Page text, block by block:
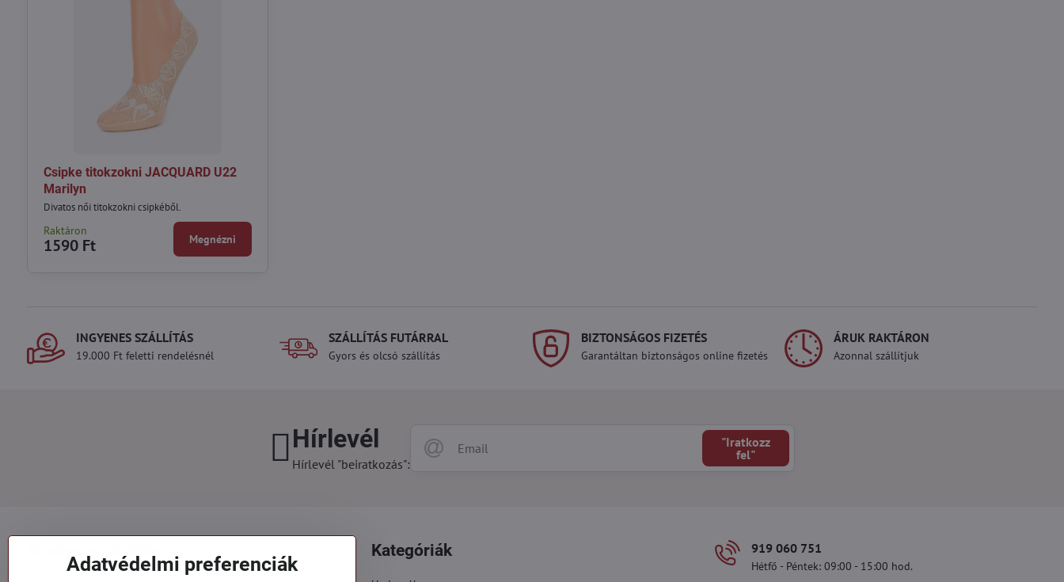
Csipke titokzokni JACQUARD U22
Marilyn
Divatos női titokzokni csipkéből.
Raktáron
1590 Ft Megnézni
INGYENES SZÁLLÍTÁS
19.000 Ft feletti rendelésnél
SZÁLLÍTÁS FUTÁRRAL
Gyors és olcsó szállítás
BIZTONSÁGOS FIZETÉS
Garantáltan biztonságos online fizetés
ÁRUK RAKTÁRON
Azonnal szállítjuk
Hírlevél
Hírlevél "beiratkozás":
"Iratkozz
fel"
Kategóriák 919 060 751
Hétfő - Péntek: 09:00 - 15:00 hod.
Adatvédelmi preferenciák